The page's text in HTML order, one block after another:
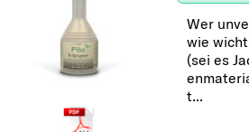
Wer
wie
(sei es
t...